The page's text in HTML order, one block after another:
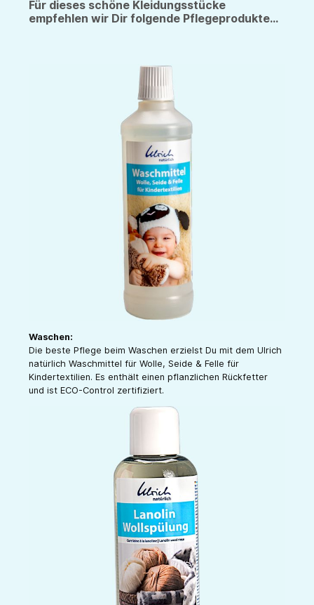
Für dieses schöne Kleidungsstücke
empfehlen wir Dir folgende Pflegeprodukte...
Waschen:
Die beste Pflege beim Waschen erzielst Du mit dem Ulrich
natürlich Waschmittel für Wolle, Seide & Felle für
Kindertextilien. Es enthält einen pflanzlichen Rückfetter
und ist ECO-Control zertifiziert.